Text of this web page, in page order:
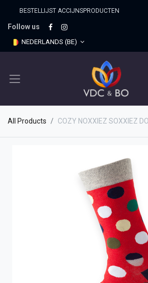
BESTELLIJST ACCIJNSPRO​DUCTEN
Follow us
NEDERLANDS (BE)
All Products COZY NOXXIEZ SOXXIEZ